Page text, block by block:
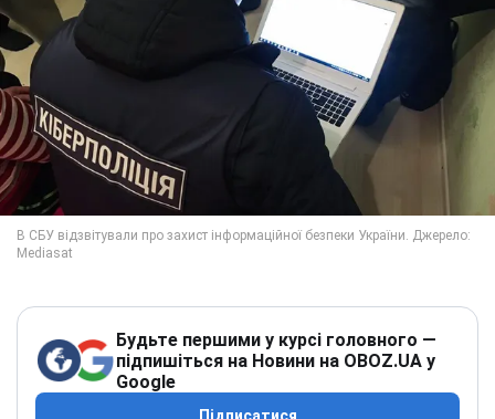
Будьте першими у курсі головного —
підпишіться на Новини на OBOZ.UA у
Google
Підписатися